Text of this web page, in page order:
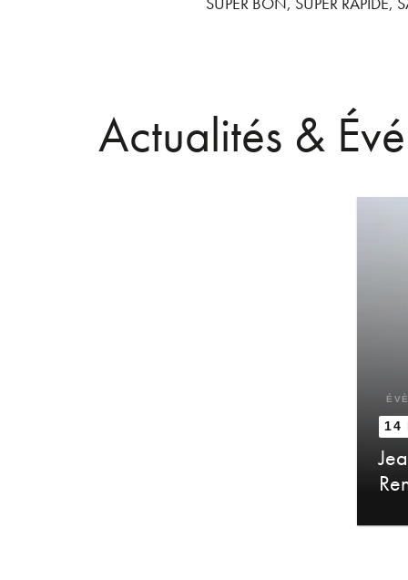
Actualités &
14